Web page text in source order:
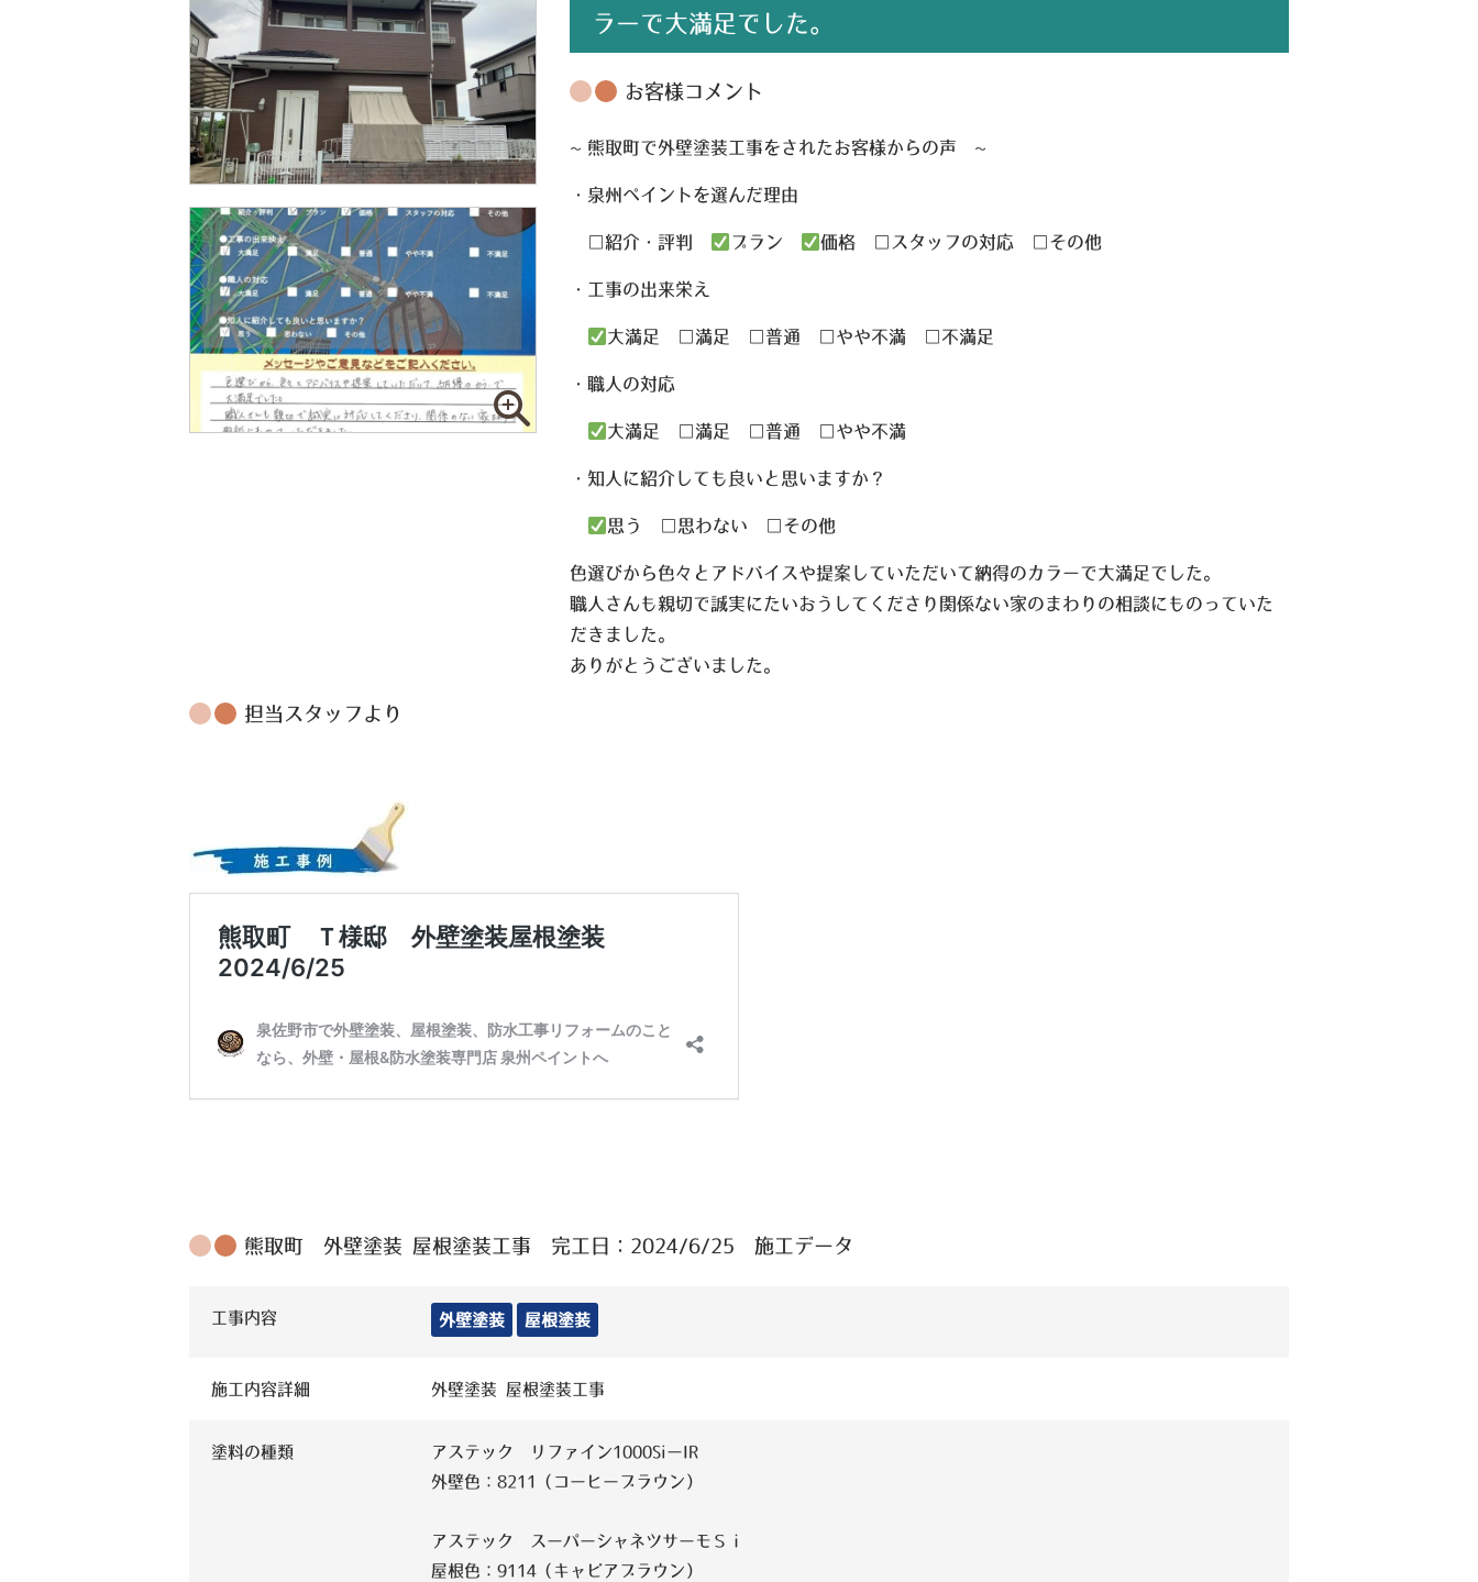
ラーで大満足でした。
お客様コメント
~ 熊取町で外壁塗装工事をされたお客様からの声 ~
・泉州ペイントを選んだ理由
□紹介・評判 プラン 価格 □スタッフの対応 □その他
・工事の出来栄え
大満足 □満足 □普通 □やや不満 □不満足
・職人の対応
大満足 □満足 □普通 □やや不満
・知人に紹介しても良いと思いますか？
思う □思わない □その他
色選びから色々とアドバイスや提案していただいて納得のカラーで大満足でした。
職人さんも親切で誠実にたいおうしてくださり関係ない家のまわりの相談にものっていた
だきました。
ありがとうございました。
担当スタッフより
熊取町 外壁塗装 屋根塗装工事 完工日：2024/6/25 施工データ
工事内容 外壁塗装 屋根塗装
施工内容詳細 外壁塗装 屋根塗装工事
塗料の種類
アステック リファイン1000SiーIR
外壁色：8211（コーヒーブラウン）
アステック スーパーシャネツサーモＳｉ
屋根色：9114（キャビアブラウン）